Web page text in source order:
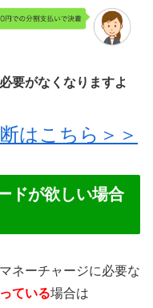
要がなくなりますよ
はこちら＞＞
ドが欲しい場合
ネーチャージに必要な
ている場合は